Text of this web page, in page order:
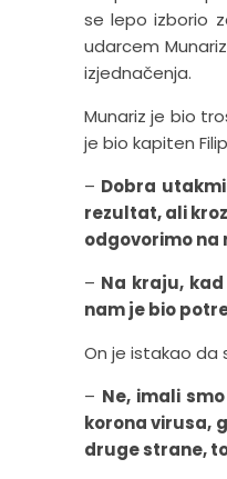
se lepo izborio
udarcem
izjednačenja.
Munariz je bio
je bio kapiten
– Dobra
rezultat, ali
odgovorimo na
– Na kraju,
nam je bio
On je istakao da
– Ne, imali
korona virusa,
druge strane,